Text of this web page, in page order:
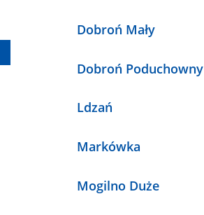
Dobroń Mały
Dobroń Poduchowny
Ldzań
Markówka
Mogilno Duże